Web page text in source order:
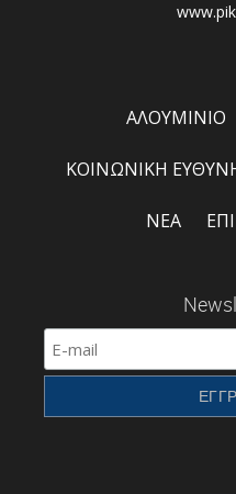
ΑΛΟΥΜΙΝΙΟ
ΚΟΙΝΩΝΙΚΗ
ΝΕΑ